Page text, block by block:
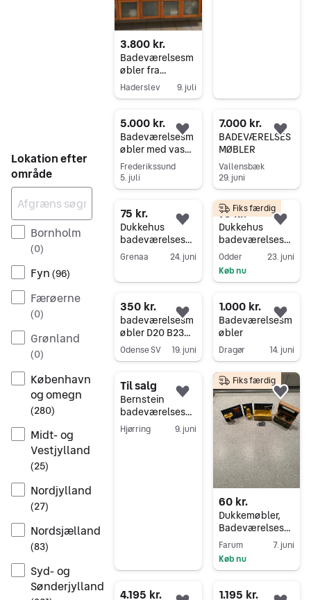
Lokation efter
område
Bornholm
(0)
Fyn (96)
Færøerne
(0)
Grønland
(0)
København
og omegn
(280)
Midt- og
Vestjylland
(25)
Nordjylland
(27)
Nordsjælland
(83)
Syd- og
Sønderjylland
3.800 kr.
Badeværelsesm
øbler fra
Dansani
Haderslev 9. juli
5.000 kr.
Badeværelsesm
øbler med vask
og spejl
Frederikssund
5. juli
Føj til favoritter.
7.000 kr.
BADEVÆRELSES
MØBLER
Vallensbæk
29. juni
Føj
Gå til annoncen
75 kr.
Dukkehus
badeværelsesm
øbler hvid vask
Grenaa 24. juni
Føj til favoritter.
Gå til annoncen
75 kr.
Dukkehus
badeværelsesm
øbler sæt i pink
Odder
23. juni
Køb nu
Fiks færdig
350 kr.
badeværelsesm
øbler D20 B23
H157
Odense SV 19. juni
Føj til favoritter.
1.000 kr.
Badeværelsesm
øbler
Dragør 14. juni
Føj
Gå til annoncen
Til salg
Bernstein
badeværelsesm
øbler, nye – 150
& 170 cm til
Hjørring 9. juni
Føj til favoritter.
60 kr.
Dukkemøbler,
Badeværelsesm
øbler
Farum
7. juni
Køb nu
Fiks færdig
Føj
4.195 kr.
1.195 kr.